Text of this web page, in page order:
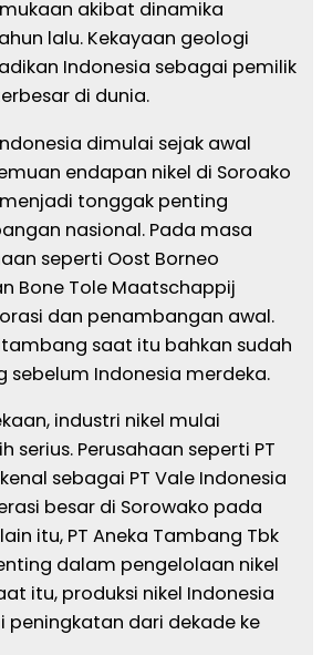
akibat dinamika
lalu. Kekayaan geologi
Indonesia sebagai pemilik
di dunia.
dimulai sejak awal
endapan nikel di Soroako
menjadi tonggak penting
nasional. Pada masa
seperti Oost Borneo
Bone Tole Maatschappij
dan penambangan awal.
saat itu bahkan sudah
sebelum Indonesia merdeka.
industri nikel mulai
serius. Perusahaan seperti PT
sebagai PT Vale Indonesia
besar di Sorowako pada
itu, PT Aneka Tambang Tbk
dalam pengelolaan nikel
itu, produksi nikel Indonesia
peningkatan dari dekade ke